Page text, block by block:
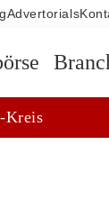
Advertorials
Kreis